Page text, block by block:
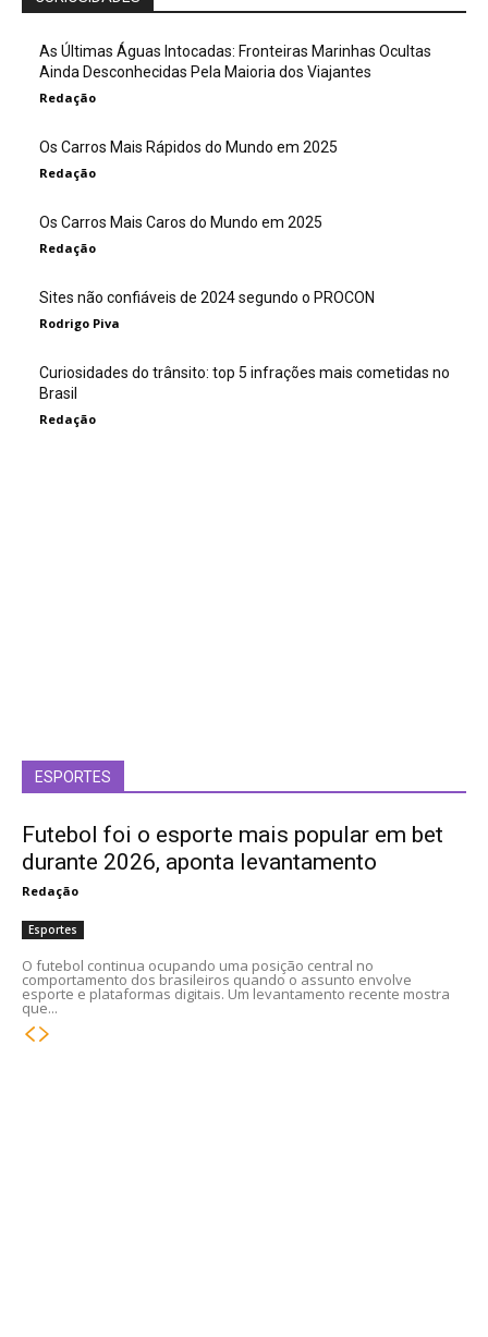
As Últimas Águas Intocadas: Fronteiras Marinhas Ocultas
Ainda Desconhecidas Pela Maioria dos Viajantes
Redação
Os Carros Mais Rápidos do Mundo em 2025
Redação
Os Carros Mais Caros do Mundo em 2025
Redação
Sites não confiáveis de 2024 segundo o PROCON
Rodrigo Piva
Curiosidades do trânsito: top 5 infrações mais cometidas no
Brasil
Redação
ESPORTES
Futebol foi o esporte mais popular em bet
durante 2026, aponta levantamento
Redação
Esportes
O futebol continua ocupando uma posição central no
comportamento dos brasileiros quando o assunto envolve
esporte e plataformas digitais. Um levantamento recente mostra
que...